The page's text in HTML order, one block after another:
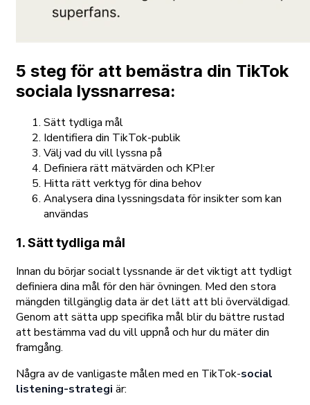
5 steg för att bemästra din TikTok
sociala lyssnarresa:
Sätt tydliga mål
Identifiera din TikTok-publik
Välj vad du vill lyssna på
Definiera rätt mätvärden och KPI:er
Hitta rätt verktyg för dina behov
Analysera dina lyssningsdata för insikter som kan
användas
1. Sätt tydliga mål
Innan du börjar socialt lyssnande är det viktigt att tydligt
definiera dina mål för den här övningen. Med den stora
mängden tillgänglig data är det lätt att bli överväldigad.
Genom att sätta upp specifika mål blir du bättre rustad
att bestämma vad du vill uppnå och hur du mäter din
framgång.
Några av de vanligaste målen med en TikTok-social
listening-strategi är: